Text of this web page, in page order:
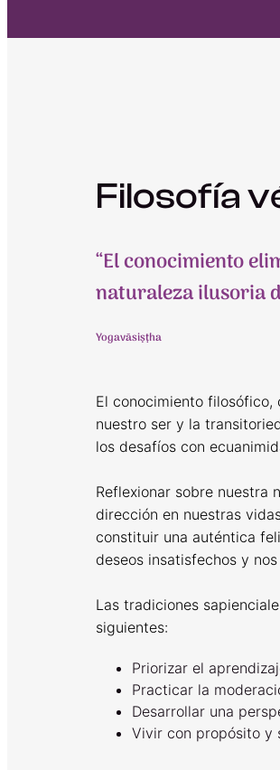
Filosofía
“El conocimiento
naturaleza ilusoria
Yogavāsiṣṭha
El conocimiento filosófico,
nuestro ser y la
los desafíos con
Reflexionar sobre nuestra
dirección en nuestras
constituir una auténtica
deseos insatisfechos y
Las tradiciones
siguientes:
Priorizar el
Practicar la
Desarrollar una
Vivir con propósito y